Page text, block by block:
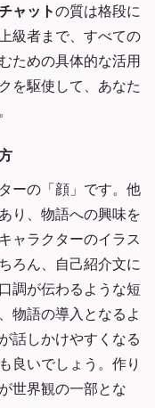
ャットの質は格段に
級者まで、すべての
ための具体的な活用
を駆使して、あなた
ーの「顔」です。他
り、物語への興味を
ャラクターのイラス
ろん、自己紹介文に
調が伝わるような短
物語の導入となるよ
話しかけやすくなる
良いでしょう。作り
世界観の一部とな